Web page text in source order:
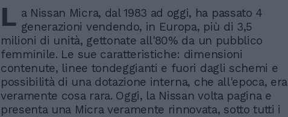
L a Nissan Micra, dal 1983 ad oggi, ha passato 4
generazioni vendendo, in Europa, più di 3,5
milioni di unità, gettonate all'80% da un pubblico
femminile. Le sue caratteristiche: dimensioni
contenute, linee tondeggianti e fuori dagli schemi e
possibilità di una dotazione interna, che all'epoca, era
veramente cosa rara. Oggi, la Nissan volta pagina e
presenta una Micra veramente rinnovata, sotto tutti i